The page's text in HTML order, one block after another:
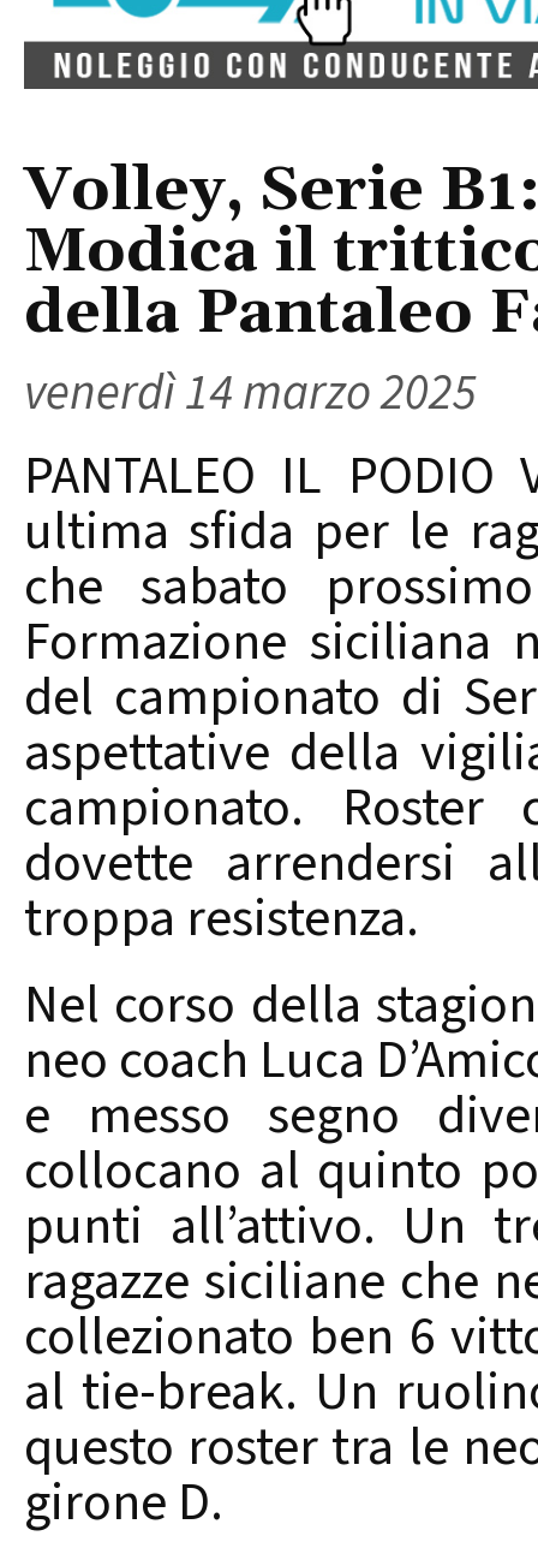
Volley, Serie
Modica il
della Pantaleo
venerdì 14 marzo 2025
PANTALEO IL
ultima sfida per le
che sabato
Formazione siciliana
del campionato di
aspettative della
campionato.
dovette arrendersi
troppa resistenza.
Nel corso della
neo coach Luca
e messo segno
collocano al quinto
punti all’attivo. Un
ragazze siciliane che
collezionato ben 6
al tie-break. Un
questo roster tra le
girone D.